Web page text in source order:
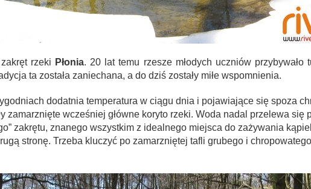
rzeki Płonia. 20 lat temu rzesze młodych uczniów przybywało
ta została zaniechana, a do dziś zostały miłe wspomnienia.
dodatnia temperatura w ciągu dnia i pojawiające się spoza
zamarznięte wcześniej główne koryto rzeki. Woda nadal przelewa się
zakrętu, znanego wszystkim z idealnego miejsca do zażywania
stronę. Trzeba kluczyć po zamarzniętej tafli grubego i